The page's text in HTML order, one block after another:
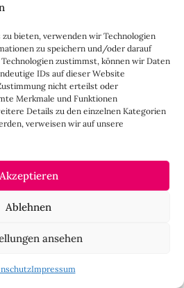
bieten, verwenden wir Technologien
zu speichern und/oder darauf
zustimmst, können wir Daten
IDs auf dieser Website
nicht erteilst oder
Merkmale und Funktionen
Details zu den einzelnen Kategorien
verweisen wir auf unsere
Akzeptieren
Ablehnen
ansehen
Impressum